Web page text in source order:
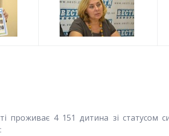
проживає 4 151 дитина зі статусом